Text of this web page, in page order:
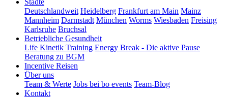
Städte
Deutschlandweit Heidelberg Frankfurt am Main Mainz
Mannheim Darmstadt München Worms Wiesbaden Freising
Karlsruhe Bruchsal
Betriebliche Gesundheit
Life Kinetik Training Energy Break - Die aktive Pause
Beratung zu BGM
Incentive Reisen
Über uns
Team & Werte Jobs bei bo events Team-Blog
Kontakt